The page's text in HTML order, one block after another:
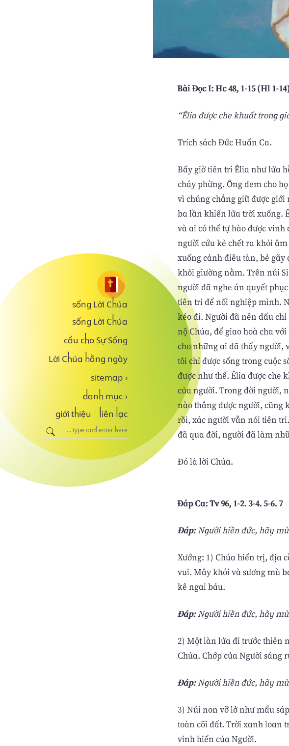
sống Lời Chúa
sống Lời Chúa
cầu cho Sự Sống
Lời Chúa hằng ngày
sitemap ›
danh mục ›
giới thiệu
liên lạc
Bài Ðọc I: Hc 48, 1-15 (Hl 1-14)
“Êlia được che khuất trong
Trích sách Đức Huấn Ca.
Bấy giờ tiên tri Êlia như lửa
cháy phừng. Ông đem cho
vì chúng chẳng giữ được
ba lần khiến lửa trời xuống.
và ai có thể tự hào được
người cứu kẻ chết ra khỏi
xuống cảnh điêu tàn, bẻ gãy
khỏi giường nằm. Trên núi
người đã nghe án quyết
tiên tri để nối nghiệp mình.
kéo đi. Người đã nên dấu
nộ Chúa, để giao hoà cha
cho những ai đã thấy người,
tôi chỉ được sống trong cuộc
được như thế. Êlia được che
của người. Trong đời người,
nào thắng được người, cũng
rồi, xác người vẫn nói tiên
đã qua đời, người đã làm
Ðó là lời Chúa.
Ðáp Ca: Tv 96, 1-2. 3-4. 5-6. 7
Ðáp:Người hiền đức, hãy
Xướng: 1) Chúa hiển trị, địa
vui. Mây khói và sương mù
kê ngai báu.
Ðáp:Người hiền đức, hãy
2) Một làn lửa đi trước thiên
Chúa. Chớp của Người
Ðáp:Người hiền đức, hãy
3) Núi non vỡ lở như mẩu
toàn cõi đất. Trời xanh loan
vinh hiển của Người.